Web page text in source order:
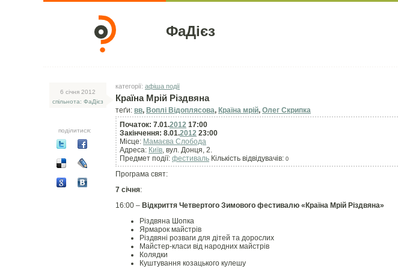
ФаДієз
6 сiчня 2012
спільнота: ФаДієз
поділитися:
категорії: афіша події
Країна Мрій Різдвяна
теґи: вв, Воплі Відоплясова, Країна мрій, Олег Скрипка
Початок: 7.01.2012 17:00
Закінчення: 8.01.2012 23:00
Місце: Мамаєва Слобода
Адреса: Київ, вул. Донця, 2.
Предмет події: фестиваль Кількість відвідувачів: 0
Програма свят:
7 січня:
16:00 – Відкриття Четвертого Зимового фестивалю «Країна Мрій Різдвяна»
Різдвяна Шопка
Ярмарок майстрів
Різдвяні розваги для дітей та дорослих
Майстер-класи від народних майстрів
Колядки
Куштування козацького кулешу